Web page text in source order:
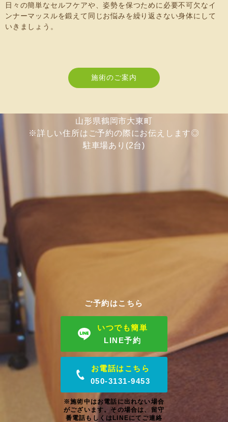
日々の簡単なセルフケアや、姿勢を保つために必要不可欠なイ
ンナーマッスルを鍛えて同じお悩みを繰り返さない身体にして
いきましょう。
施術のご案内
山形県鶴岡市大東町
※詳しい住所はご予約の際にお伝えします◎
駐車場あり(2台)
ご予約はこちら
いつでも簡単
LINE予約
お電話はこちら
050-3131-9453
※施術中はお電話に出れない場合
がございます。その場合は、留守
番電話もしくはLINEにてご連絡